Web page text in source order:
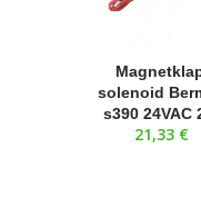
solenoid
s390 24VAC
21,33 €